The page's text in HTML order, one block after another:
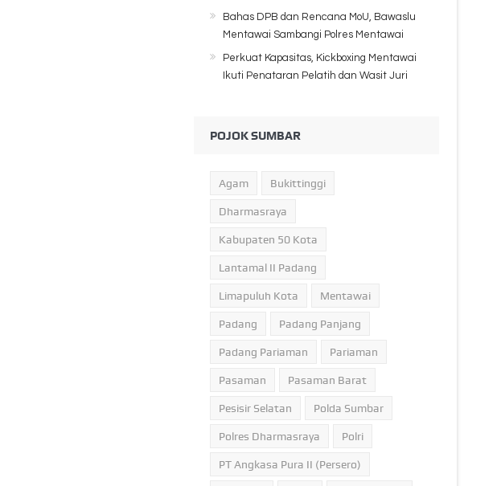
Bahas DPB dan Rencana MoU, Bawaslu
Mentawai Sambangi Polres Mentawai
Perkuat Kapasitas, Kickboxing Mentawai
Ikuti Penataran Pelatih dan Wasit Juri
POJOK SUMBAR
Agam Bukittinggi
Dharmasraya
Kabupaten 50 Kota
Lantamal II Padang
Limapuluh Kota Mentawai
Padang Padang Panjang
Padang Pariaman Pariaman
Pasaman Pasaman Barat
Pesisir Selatan Polda Sumbar
Polres Dharmasraya Polri
PT Angkasa Pura II (Persero)